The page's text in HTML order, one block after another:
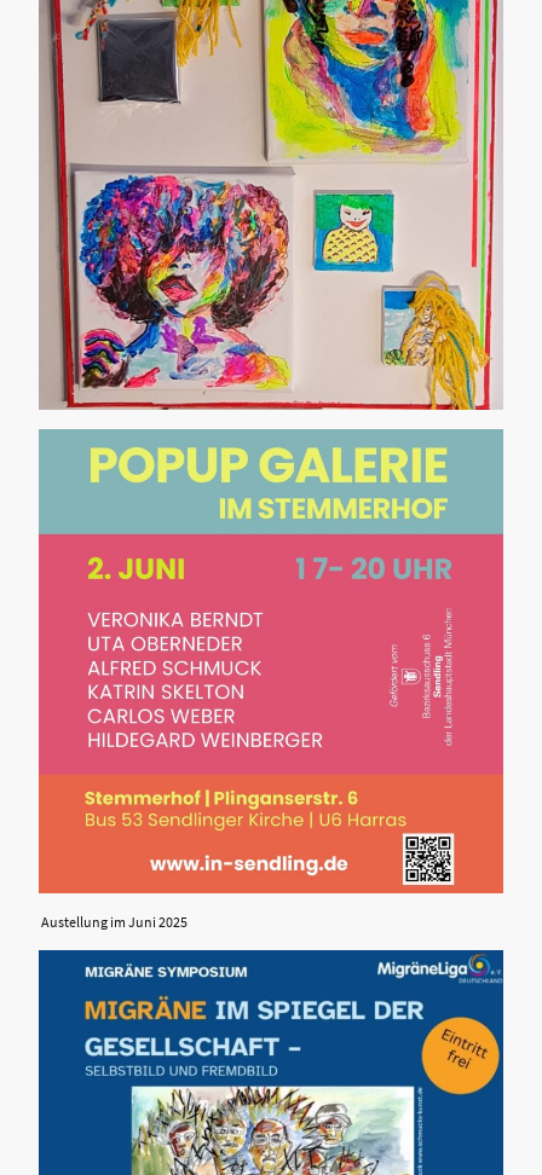
Austellung im Juni 2025